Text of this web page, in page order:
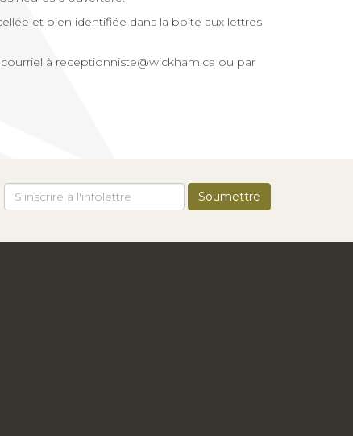
et bien identifiée dans la boite aux lettres
à receptionniste@wickham.ca ou par